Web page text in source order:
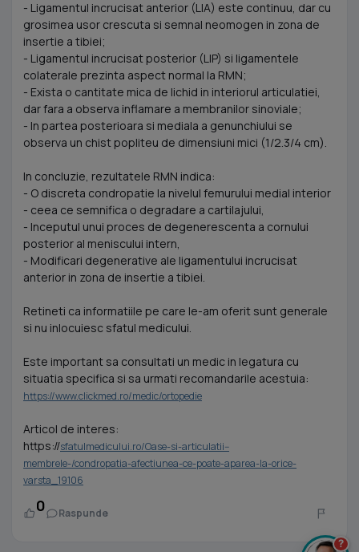
- Ligamentul incrucisat anterior (LIA) este continuu, dar cu
grosimea usor crescuta si semnal neomogen in zona de
insertie a tibiei;
- Ligamentul incrucisat posterior (LIP) si ligamentele
colaterale prezinta aspect normal la RMN;
- Exista o cantitate mica de lichid in interiorul articulatiei,
dar fara a observa inflamare a membranilor sinoviale;
- In partea posterioara si mediala a genunchiului se
observa un chist popliteu de dimensiuni mici (1/2.3/4 cm).
In concluzie, rezultatele RMN indica:
- O discreta condropatie la nivelul femurului medial interior
- ceea ce semnifica o degradare a cartilajului,
- Inceputul unui proces de degenerescenta a cornului
posterior al meniscului intern,
- Modificari degenerative ale ligamentului incrucisat
anterior in zona de insertie a tibiei.
Retineti ca informatiile pe care le-am oferit sunt generale
si nu inlocuiesc sfatul medicului.
Este important sa consultati un medic in legatura cu
situatia specifica si sa urmati recomandarile acestuia:
https://www.clickmed.ro/medic/ortopedie
Articol de interes:
https://sfatulmedicului.ro/Oase-si-articulatii--
membrele-/condropatia-afectiunea-ce-poate-aparea-la-orice-
varsta_19106
0 Raspunde
?